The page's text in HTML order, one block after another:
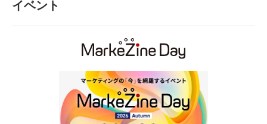
イベント